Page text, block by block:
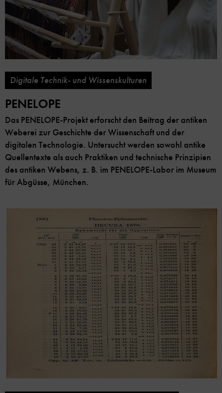
Digitale Technik- und Wissenskulturen
PENELOPE
Das PENELOPE-Projekt erforscht den Beitrag der antiken
Weberei zur Geschichte der Wissenschaft und der
digitalen Technologie. Untersucht werden sowohl antike
Quellentexte als auch Praktiken und technische Prinzipien
des antiken Webens, z. B. im PENELOPE-Labor im Museum
für Abgüsse, München.